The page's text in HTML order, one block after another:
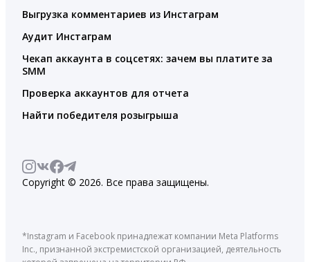
Выгрузка комментариев из Инстаграм
Аудит Инстаграм
Чекап аккаунта в соцсетях: зачем вы платите за
SMM
Проверка аккаунтов для отчета
Найти победителя розыгрыша
Copyright © 2026. Все права защищены.
*Instagram и Facebook принадлежат компании Meta Platforms
Inc., признанной экстремистской организацией, деятельность